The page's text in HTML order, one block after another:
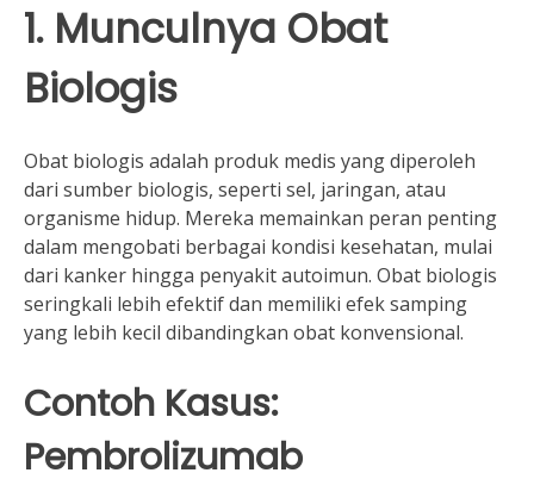
1. Munculnya Obat
Biologis
Obat biologis adalah produk medis yang diperoleh
dari sumber biologis, seperti sel, jaringan, atau
organisme hidup. Mereka memainkan peran penting
dalam mengobati berbagai kondisi kesehatan, mulai
dari kanker hingga penyakit autoimun. Obat biologis
seringkali lebih efektif dan memiliki efek samping
yang lebih kecil dibandingkan obat konvensional.
Contoh Kasus:
Pembrolizumab